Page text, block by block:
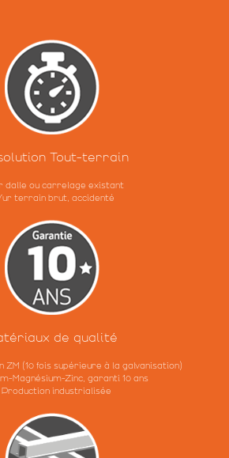
Tout-terrain
dalle ou carrelage existant
terrain brut, accidenté
de qualité
(10 fois supérieure à la galvanisation)
Magnésium-Zinc, garanti 10 ans
Production industrialisée